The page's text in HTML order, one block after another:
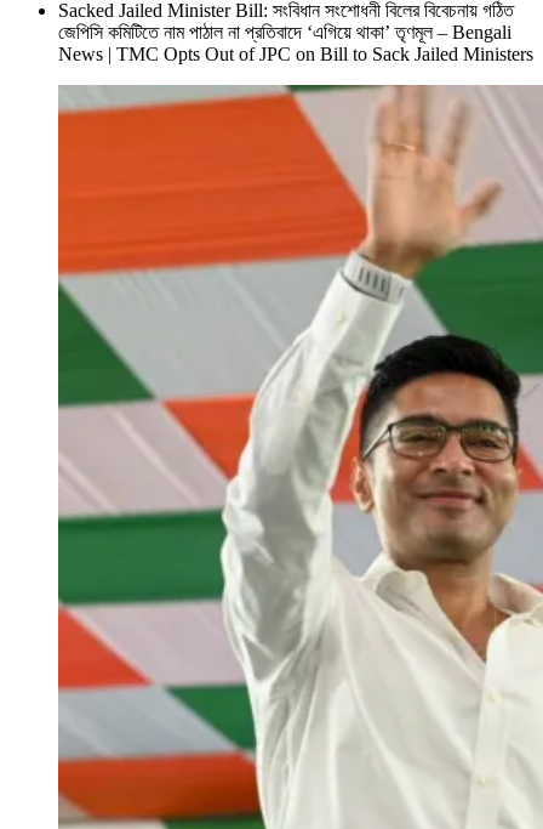
Sacked Jailed Minister Bill: সংবিধান সংশোধনী বিলের বিবেচনায় গঠিত
জেপিসি কমিটিতে নাম পাঠাল না প্রতিবাদে ‘এগিয়ে থাকা’ তৃণমূল – Bengali
News | TMC Opts Out of JPC on Bill to Sack Jailed Ministers